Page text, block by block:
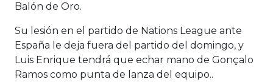
Balón de Oro.
Su lesión en el partido de Nations League ante
España le deja fuera del partido del domingo, y
Luis Enrique tendrá que echar mano de Gonçalo
Ramos como punta de lanza del equipo..